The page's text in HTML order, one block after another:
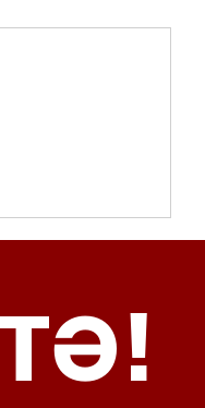
Roma):
caos e